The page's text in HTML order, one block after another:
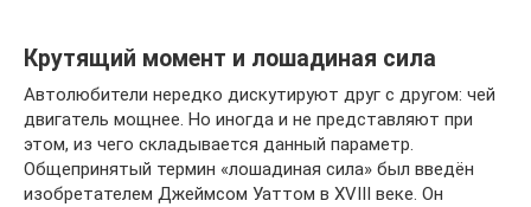
Крутящий момент и лошадиная сила
Автолюбители нередко дискутируют друг с другом: чей
двигатель мощнее. Но иногда и не представляют при
этом, из чего складывается данный параметр.
Общепринятый термин «лошадиная сила» был введён
изобретателем Джеймсом Уаттом в XVIII веке. Он